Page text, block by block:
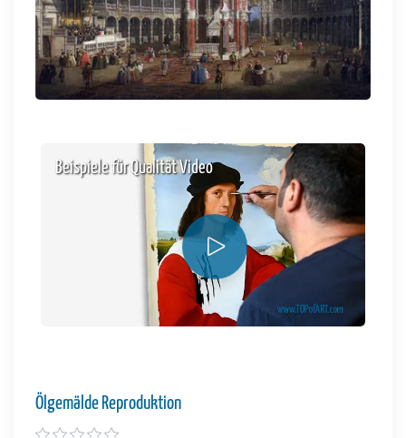
Beispiele für Qualität Video
Ölgemälde Reproduktion